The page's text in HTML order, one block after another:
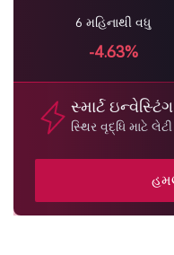
6 મહિનાથી વધુ
-4.63%
સ્માર્ટ
સ્થિર વૃદ્ધિ માટે